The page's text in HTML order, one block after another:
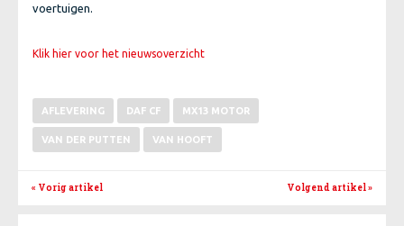
voertuigen.
Klik hier voor het nieuwsoverzicht
AFLEVERING DAF CF MX13 MOTOR
VAN DER PUTTEN VAN HOOFT
« Vorig artikel Volgend artikel »